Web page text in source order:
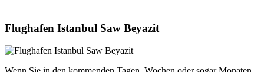
Flughafen Istanbul Saw Beyazit